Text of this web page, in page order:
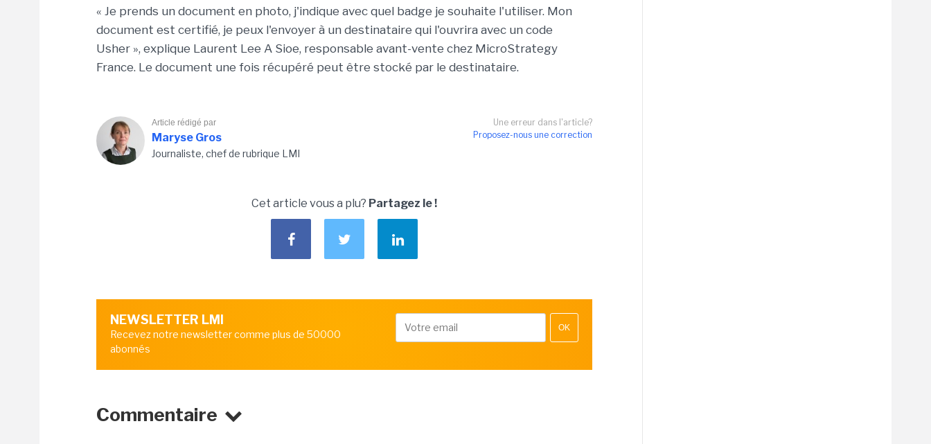
« Je prends un document en photo, j'indique avec quel badge je souhaite l'utiliser. Mon
document est certifié, je peux l'envoyer à un destinataire qui l'ouvrira avec un code
Usher », explique Laurent Lee A Sioe, responsable avant-vente chez MicroStrategy
France. Le document une fois récupéré peut être stocké par le destinataire.
Une erreur dans l'article?
Proposez-nous une correction
Article rédigé par
Maryse Gros
Journaliste, chef de rubrique LMI
Cet article vous a plu? Partagez le !
NEWSLETTER LMI
Recevez notre newsletter comme plus de 50000
abonnés
OK
Commentaire